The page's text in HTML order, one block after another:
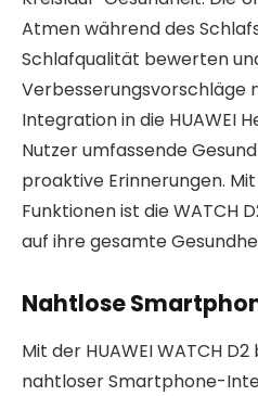
Atmen während des
Schlafqualität bewerten
Verbesserungsvorschläge
Integration in die HUAWEI
Nutzer umfassende
proaktive Erinnerungen.
Funktionen ist die WATCH
auf ihre gesamte
Nahtlose
Mit der HUAWEI WATCH
nahtloser Smartphone-